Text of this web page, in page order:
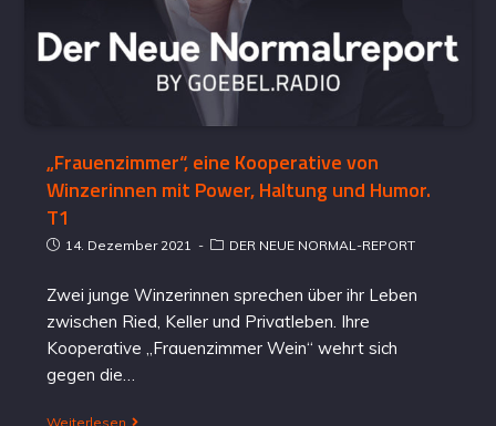
„Frauenzimmer“, eine Kooperative von
Winzerinnen mit Power, Haltung und Humor.
T1
14. Dezember 2021 DER NEUE NORMAL-REPORT
Zwei junge Winzerinnen sprechen über ihr Leben
zwischen Ried, Keller und Privatleben. Ihre
Kooperative „Frauenzimmer Wein“ wehrt sich
gegen die…
Weiterlesen